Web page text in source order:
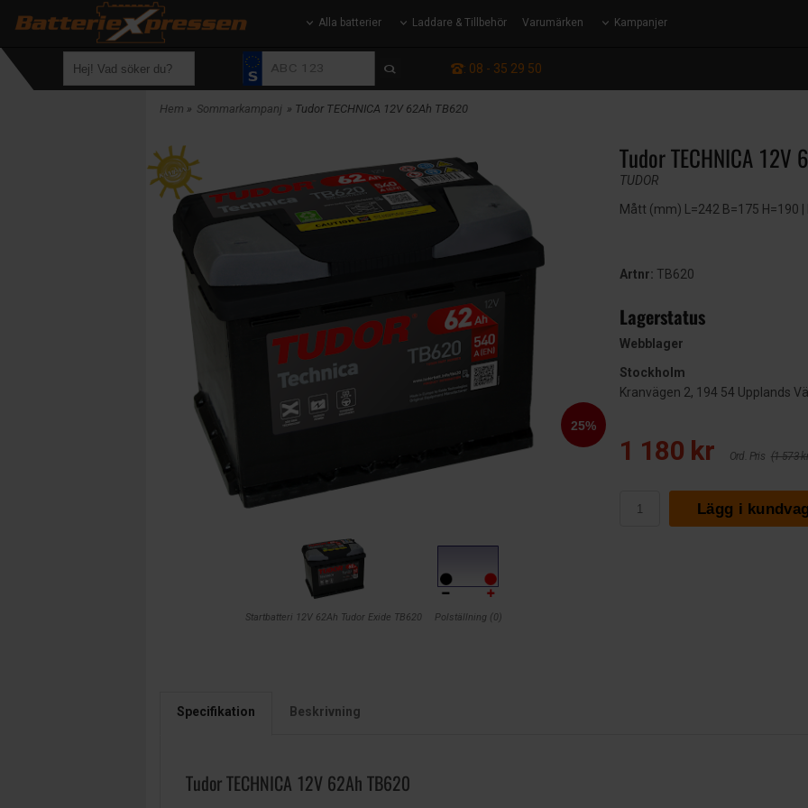
Alla batterier Laddare & Tillbehör Varumärken Kampanjer
: 08 - 35 29 50
Hem » Sommarkampanj » Tudor TECHNICA 12V 62Ah TB620
Startbatteri 12V 62Ah Tudor Exide TB620 Polställning (0)
Tudor TECHNICA 12V
TUDOR
Mått (mm) L=242 B=175 H=190 |
Artnr: TB620
Lagerstatus
Webblager
Stockholm
Kranvägen 2, 194 54 Upplands
1 180 kr Ord. Pris (1 573
Lägg i
Specifikation Beskrivning
Tudor TECHNICA 12V 62Ah TB620